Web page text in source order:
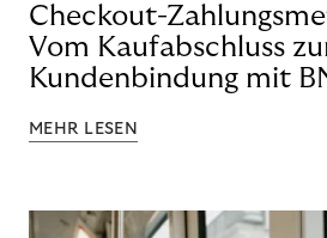
Checkout-
Vom Kaufabschluss
Kundenbindung mit
MEHR LESEN